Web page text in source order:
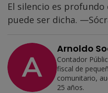
El silencio es
puede ser dicha.
Arnoldo
Contador
fiscal de
comunitario,
25 años.